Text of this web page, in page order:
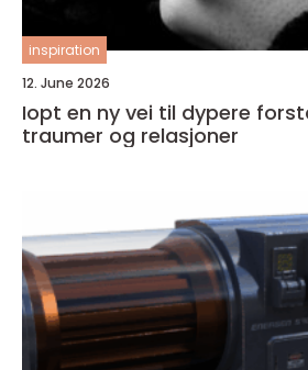
inspiration
12. June 2026
Iopt en ny vei til dypere forståelse av
traumer og relasjoner